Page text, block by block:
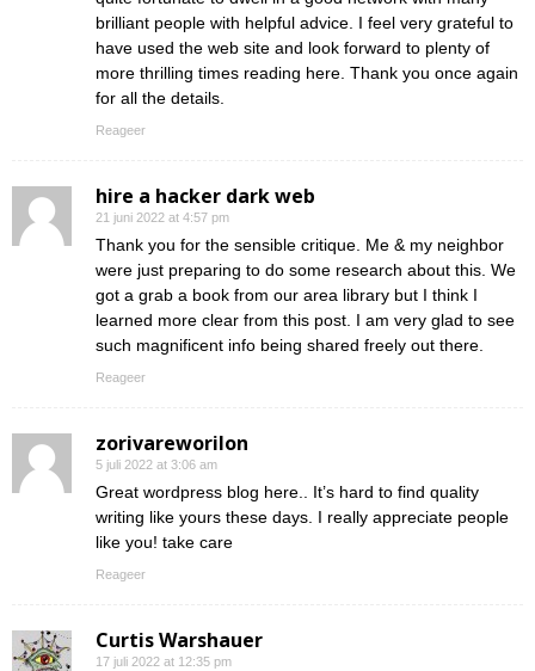
brilliant people with helpful advice. I feel very grateful to
have used the web site and look forward to plenty of
more thrilling times reading here. Thank you once again
for all the details.
Reageer
hire a hacker dark web
21 juni 2022 at 4:57 pm
Thank you for the sensible critique. Me & my neighbor
were just preparing to do some research about this. We
got a grab a book from our area library but I think I
learned more clear from this post. I am very glad to see
such magnificent info being shared freely out there.
Reageer
zorivareworilon
5 juli 2022 at 3:06 am
Great wordpress blog here.. It’s hard to find quality
writing like yours these days. I really appreciate people
like you! take care
Reageer
Curtis Warshauer
17 juli 2022 at 12:35 pm